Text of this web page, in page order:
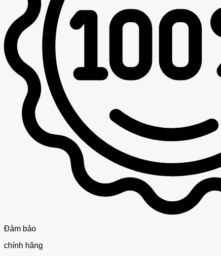
Đảm bảo
chính hãng